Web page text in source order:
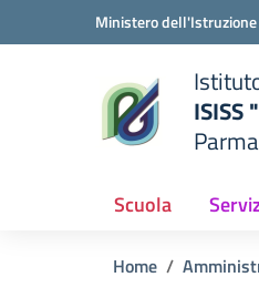
Vai ai contenuti
Vai al menu di navigazione
Ministero
ISISS
Parma
Scuola
Home